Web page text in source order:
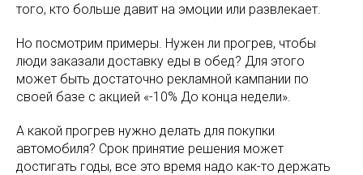
того, кто больше давит на эмоции или развлекает.
Но посмотрим примеры. Нужен ли прогрев, чтобы
люди заказали доставку еды в обед? Для этого
может быть достаточно рекламной кампании по
своей базе с акцией «-10% До конца недели».
А какой прогрев нужно делать для покупки
автомобиля? Срок принятие решения может
достигать годы, все это время надо как-то держать